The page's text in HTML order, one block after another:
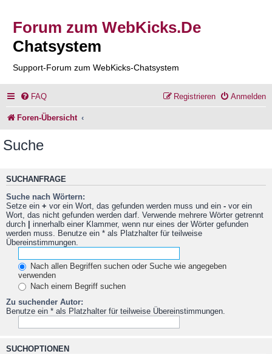
Forum zum WebKicks.De
Chatsystem
Support-Forum zum WebKicks-Chatsystem
FAQ Anmelden
Registrieren
Foren-Übersicht
Suche
SUCHANFRAGE
Suche nach Wörtern:
Setze ein + vor ein Wort, das gefunden werden muss und ein - vor ein
Wort, das nicht gefunden werden darf. Verwende mehrere Wörter getrennt
durch | innerhalb einer Klammer, wenn nur eines der Wörter gefunden
werden muss. Benutze ein * als Platzhalter für teilweise
Übereinstimmungen.
Nach allen Begriffen suchen oder Suche wie angegeben
verwenden
Nach einem Begriff suchen
Zu suchender Autor:
Benutze ein * als Platzhalter für teilweise Übereinstimmungen.
SUCHOPTIONEN